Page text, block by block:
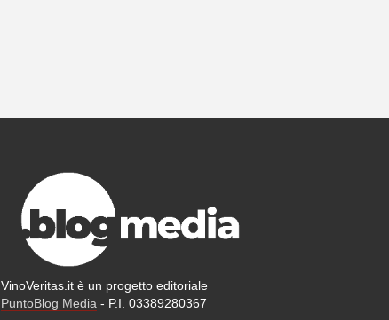
VinoVeritas.it è un progetto editoriale
PuntoBlog Media - P.I. 03389280367